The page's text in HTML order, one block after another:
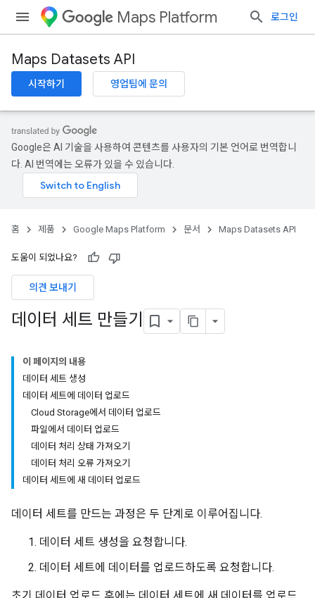
Maps Platform 로그인
Maps Datasets API
시작하기 영업팀에 문의
Google은 AI 기술을 사용하여 콘텐츠를 사용자의 기본 언어로 번역합니
다. AI 번역에는 오류가 있을 수 있습니다.
홈 제품 Google Maps Platform 문서 Maps Datasets API
도움이 되었나요?
의견 보내기
데이터 세트 만들기
이 페이지의 내용
데이터 세트 생성
데이터 세트에 데이터 업로드
Cloud Storage에서 데이터 업로드
파일에서 데이터 업로드
데이터 처리 상태 가져오기
데이터 처리 오류 가져오기
데이터 세트에 새 데이터 업로드
데이터 세트를 만드는 과정은 두 단계로 이루어집니다.
데이터 세트 생성을 요청합니다.
데이터 세트에 데이터를 업로드하도록 요청합니다.